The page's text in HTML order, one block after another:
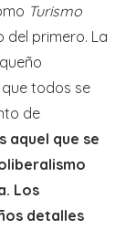
Turismo
del primero. La
que todos se
de
aquel que se
Los
detalles